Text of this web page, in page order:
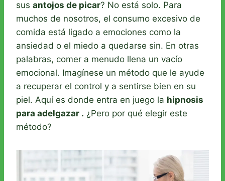
sus antojos de picar? No está solo. Para
muchos de nosotros, el consumo excesivo de
comida está ligado a emociones como la
ansiedad o el miedo a quedarse sin. En otras
palabras, comer a menudo llena un vacío
emocional. Imagínese un método que le ayude
a recuperar el control y a sentirse bien en su
piel. Aquí es donde entra en juego la hipnosis
para adelgazar . ¿Pero por qué elegir este
método?